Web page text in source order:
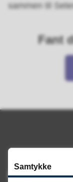
sammen til
Fant
Ring oss
Samtykke